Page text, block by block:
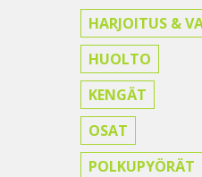
HARJOITUS &
HUOLTO
KENGÄT
OSAT
POLKUPYÖRÄT